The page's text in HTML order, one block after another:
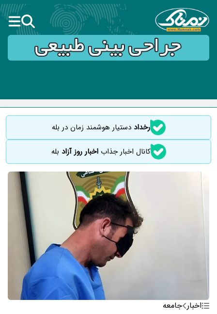
رخداددستیار هوشمند زمان در بله
کانال اخبار جذاباخبار روز آزاد بله
اخبار جامعه